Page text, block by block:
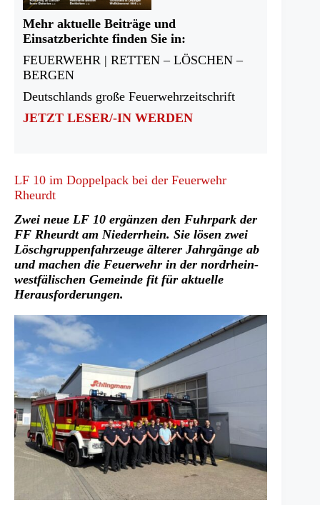
Mehr aktuelle Beiträge und
Einsatzberichte finden Sie in:
FEUERWEHR | RETTEN – LÖSCHEN –
BERGEN
Deutschlands große Feuerwehrzeitschrift
JETZT LESER/-IN WERDEN
LF 10 im Doppelpack bei der Feuerwehr
Rheurdt
Zwei neue LF 10 ergänzen den Fuhrpark der
FF Rheurdt am Niederrhein. Sie lösen zwei
Löschgruppenfahrzeuge älterer Jahrgänge ab
und machen die Feuerwehr in der nordrhein-
westfälischen Gemeinde fit für aktuelle
Herausforderungen.